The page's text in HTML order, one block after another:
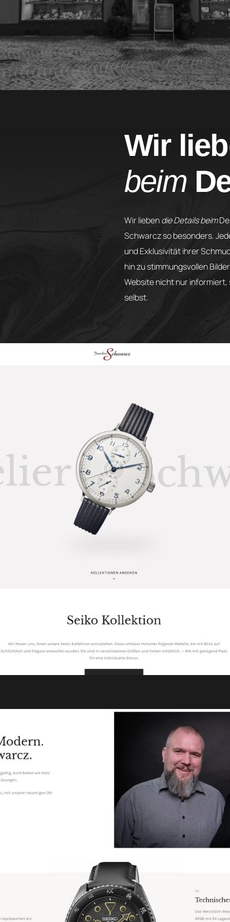
Wir
beim
Wir liebendie Details beim
Schwarcz so besonders.
und Exklusivität ihrer
hin zu stimmungsvollen
Website nicht nur
selbst.